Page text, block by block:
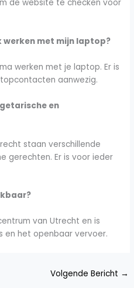
de website te checken voor
werken met mijn laptop?
werken met je laptop. Er is
aanwezig.
en
staan verschillende
gerechten. Er is voor ieder
van Utrecht en is
het openbaar vervoer.
Volgende Bericht →